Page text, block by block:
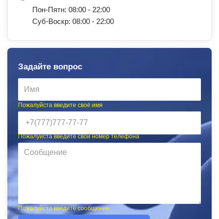
Пон-Пятн: 08:00 - 22:00
Суб-Воскр: 08:00 - 22:00
Задайте вопрос
Пожалуйста введите своё имя
Пожалуйста введите свой номер телефона
Пожалуйста введите сообщение